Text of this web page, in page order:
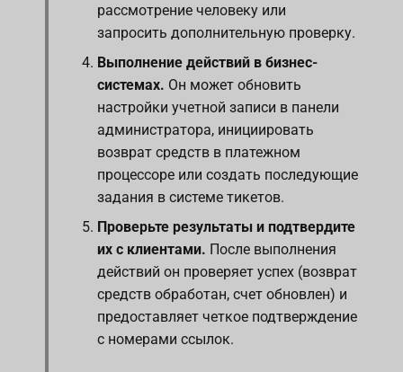
рассмотрение человеку или
запросить дополнительную проверку.
Выполнение действий в бизнес-
системах. Он может обновить
настройки учетной записи в панели
администратора, инициировать
возврат средств в платежном
процессоре или создать последующие
задания в системе тикетов.
Проверьте результаты и подтвердите
их с клиентами. После выполнения
действий он проверяет успех (возврат
средств обработан, счет обновлен) и
предоставляет четкое подтверждение
с номерами ссылок.